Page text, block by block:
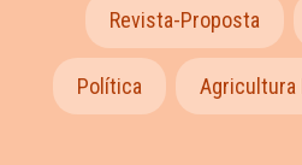
Revista-Proposta
Política Agricultura